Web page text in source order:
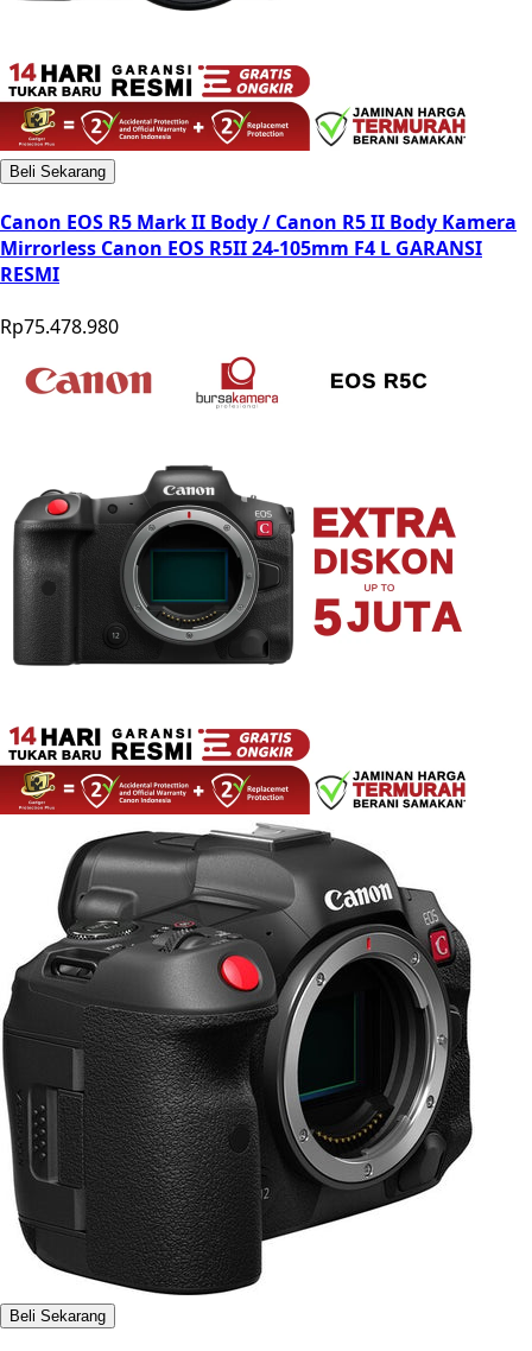
Beli Sekarang
Canon EOS R5 Mark II Body / Canon R5 II Body Kamera
Mirrorless Canon EOS R5II 24-105mm F4 L GARANSI
RESMI
Rp75.478.980
Beli Sekarang